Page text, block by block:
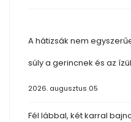
A hátizsák nem
súly a gerincnek és az
2026. augusztus 05
Fél lábbal, két karral